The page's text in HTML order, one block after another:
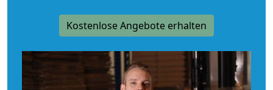
Kostenlose Angebote erhalten